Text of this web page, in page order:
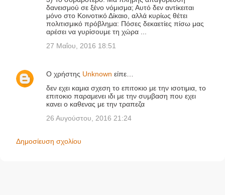
δανεισμού σε ξένο νόμισμα; Αυτό δεν αντίκειται
μόνο στο Κοινοτικό Δίκαιο, αλλά κυρίως θέτει
πολιτισμικό πρόβλημα: Πόσες δεκαετίες πίσω μας
αρέσει να γυρίσουμε τη χώρα ...
27 Μαΐου, 2016 18:51
Ο χρήστης Unknown είπε…
δεν εχει καμια σχεση το επιτοκιο με την ισοτιμια, το
επιτοκιο παραμενει ιδι με την συμβαση που εχει
κανει ο καθενας με την τραπεζα
26 Αυγούστου, 2016 21:24
Δημοσίευση σχολίου